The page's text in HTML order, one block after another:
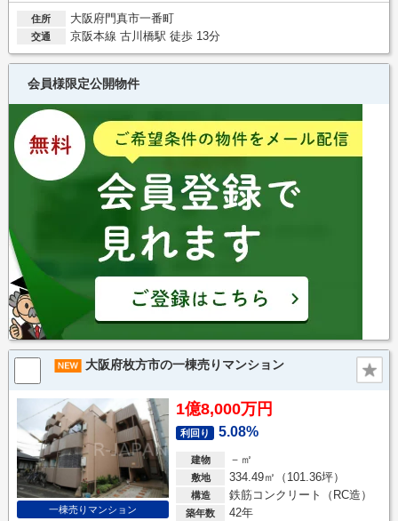
住所 大阪府門真市一番町
交通 京阪本線 古川橋駅 徒歩 13分
会員様限定公開物件
大阪府枚方市の一棟売りマンション
一棟売りマンション
1億8,000万円
利回り 5.08%
建物 －㎡
敷地 334.49㎡（101.36坪）
構造 鉄筋コンクリート（RC造）
築年数 42年